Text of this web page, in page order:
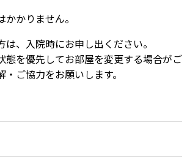
かりません。
、入院時にお申し出ください。
態を優先してお部屋を変更する場合がご
ご協力をお願いします。